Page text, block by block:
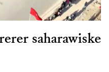
saharawiske